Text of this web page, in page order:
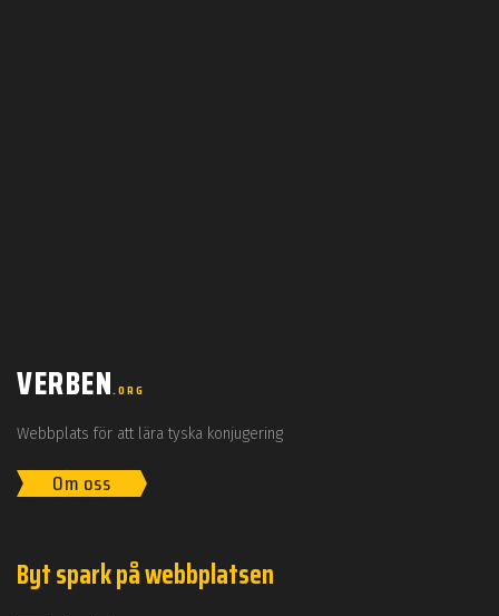
VERBEN.ORG
Webbplats för att lära tyska konjugering
Om oss
Byt spark på webbplatsen